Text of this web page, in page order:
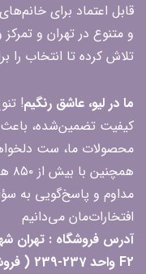
قابل اعتماد برای
و متنوع در تهران و
تلاش کرده تا انتخاب
ما در لیو، عاشق رنگیم!
کیفیت تضمین‌شده، باعث
محصولات ما، ست
مداوم و پاسخ‌گویی به
افتخارات‌مان می‌دانیم
آدرس فروشگاه : تهران
F2 واحد 237-239 ( فروشگاه لیو هپی)